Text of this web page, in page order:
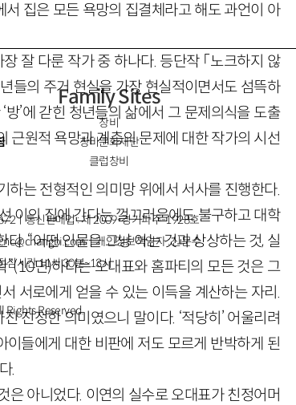
집은 모든 욕망의 집결체라고 해도 과언이 아
잘 다룬 작가 중 하나다. 등단작 「노크하지 않
년들의 주거 현실을 가장 현실적이면서도 섬뜩하
방’에 갇힌 청년들의 삶에서 그 문제의식을 도출
근원적 욕망과 계층의 문제에 대한 작가의 시선
하는 전형적인 의미망 위에서 서사를 진행한다.
이의 집에 간다는 껄끄러움에도 불구하고 대학
. “어떤 인물을 그냥 아는 것과 상상하는 것, 실
면)하다는 오대표와 홈파티의 모든 것은 그
서로에게 얻을 수 있는 이득을 계산하는 자리.
진정한 의미였으니 말이다. ‘적당히’ 어울리려
들에게 대한 비판에 저도 모르게 반박하게 된
.
은 아니었다. 이연의 실수로 오대표가 친정어머
Family Sites
창비
창비문화재단
클럽창비
ㅣ통신판매업 : 제 2009-경기파주-1928호
ㅣ개인정보책임자 : 신문수
심시간 11시 30분~13시
Rights Reserved.